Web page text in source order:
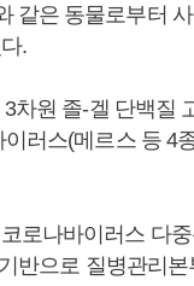
같은 동물로부터
.
차원 졸-겔 단백질
러스(메르스 등 4
로나바이러스 다
반으로 질병관리